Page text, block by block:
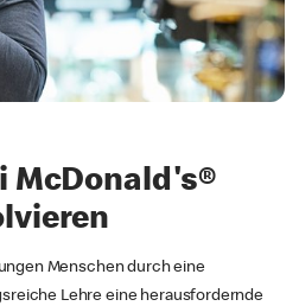
McDonald's®
Menschen durch eine
Lehre eine herausfordernde